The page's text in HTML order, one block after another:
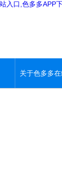
入口,色多多APP
关于色多多